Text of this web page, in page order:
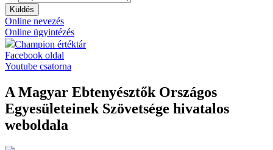
Küldés
Online nevezés
Online ügyintézés
Champion értéktár
Facebook oldal
Youtube csatorna
A Magyar Ebtenyésztők Országos
Egyesületeinek Szövetsége hivatalos
weboldala